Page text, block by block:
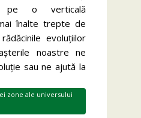
pe o verticală
înalte trepte de
evoluțiilor
noastre ne
sau ne ajută la
zone ale universului